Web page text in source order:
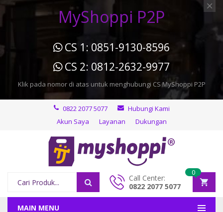
MyShoppi P2P
CS 1: 0851-9130-8596
CS 2: 0812-2632-9977
Klik pada nomor di atas untuk menghubungi CS MyShoppi P2P
0822 2077 5077
Hubungi Kami
Akun Saya
Layanan Dukungan
Call Center:
0822 2077 5077
0
MAIN MENU